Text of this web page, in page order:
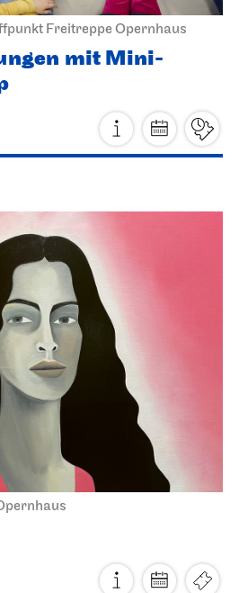
Opernhaus, Foyer I. Rang
Der